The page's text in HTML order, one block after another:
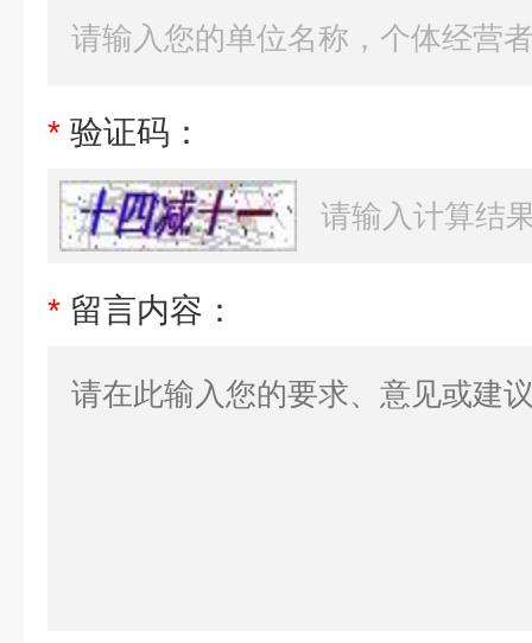
* 验证码：
* 留言内容：